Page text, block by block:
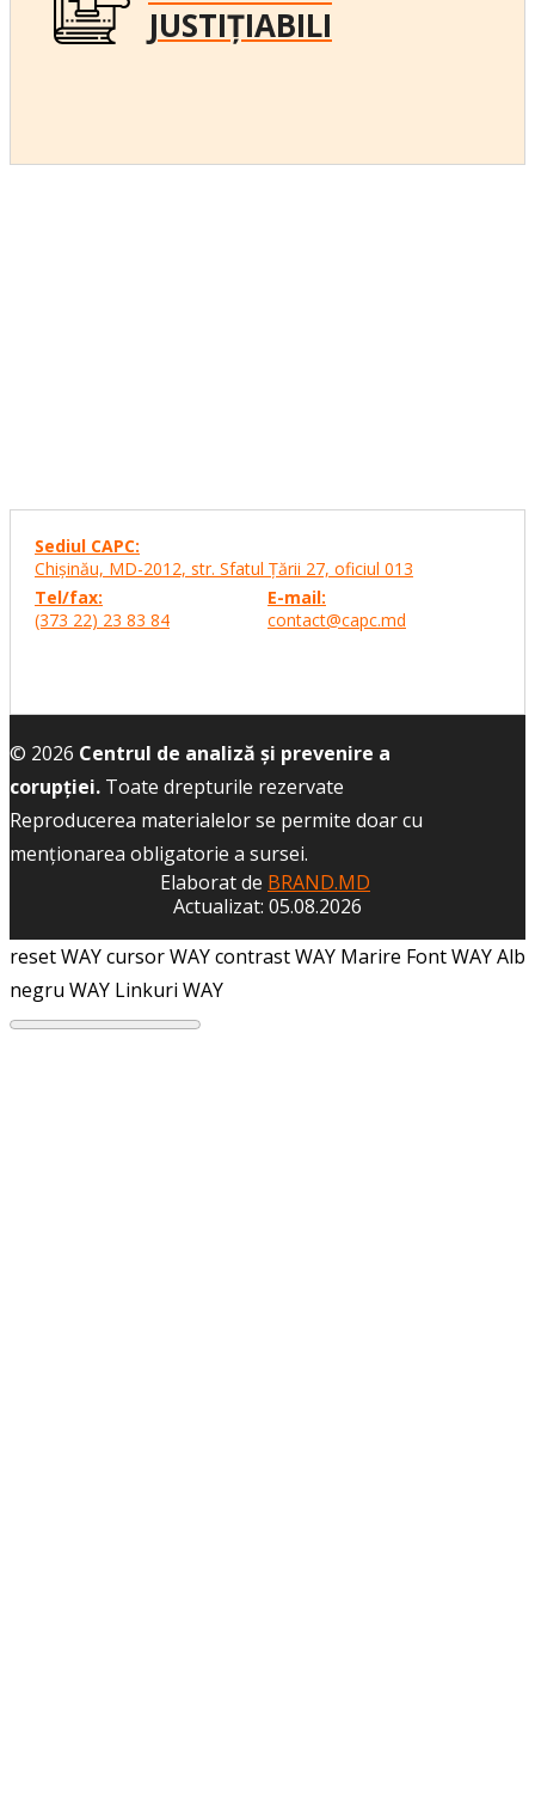
JUSTIȚIABILI
Sediul CAPC:
Chişinău, MD-2012, str. Sfatul Ţării 27, oficiul 013
Tel/fax:
(373 22) 23 83 84
E-mail:
contact@capc.md
© 2026 Centrul de analiză și prevenire a
corupției. Toate drepturile rezervate
Reproducerea materialelor se permite doar cu
menţionarea obligatorie a sursei.
Elaborat de BRAND.MD
Actualizat: 05.08.2026
reset WAYcursor WAYcontrast WAY Marire Font WAYAlb
negru WAY Linkuri WAY